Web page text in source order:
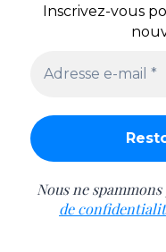
Inscrivez-vous
Nous ne
de